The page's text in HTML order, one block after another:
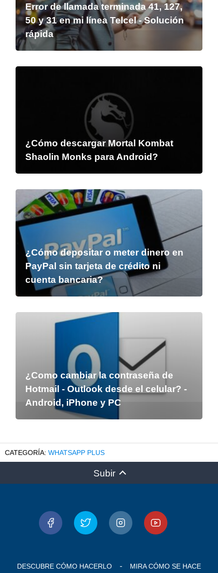
Error de llamada terminada 41, 127,
50 y 31 en mi línea Telcel - Solución
rápida
¿Cómo descargar Mortal Kombat
Shaolin Monks para Android?
¿Cómo depositar o meter dinero en
PayPal sin tarjeta de crédito ni
cuenta bancaria?
¿Como cambiar la contraseña de
Hotmail - Outlook desde el celular? -
Android, iPhone y PC
WHATSAPP PLUS
Subir
DESCUBRE CÓMO HACERLO MIRA CÓMO SE HACE